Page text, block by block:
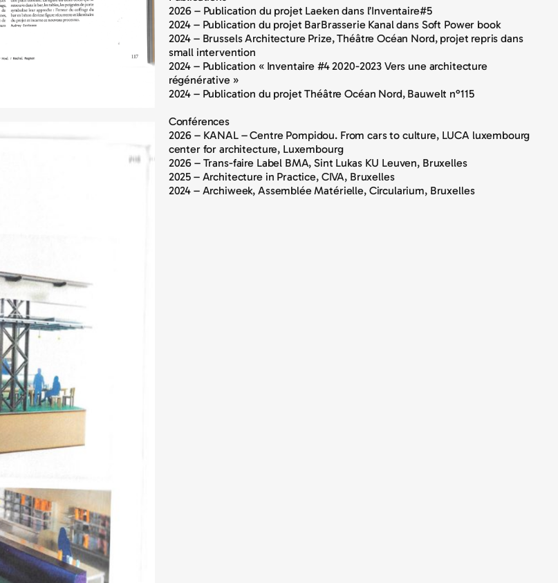
2026 – Publication du projet Laeken dans l’Inventaire#5
2024 – Publication du projet BarBrasserie Kanal dans Soft Power book
2024 – Brussels Architecture Prize, Théâtre Océan Nord, projet repris dans
small intervention
2024 – Publication « Inventaire #4 2020-2023 Vers une architecture
régénérative »
2024 – Publication du projet Théâtre Océan Nord, Bauwelt n°115
Conférences
2026 – KANAL – Centre Pompidou. From cars to culture, LUCA luxembourg
center for architecture, Luxembourg
2026 – Trans-faire Label BMA, Sint Lukas KU Leuven, Bruxelles
2025 – Architecture in Practice, CIVA, Bruxelles
2024 – Archiweek, Assemblée Matérielle, Circularium, Bruxelles